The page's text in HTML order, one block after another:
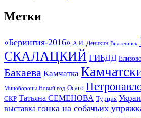
Метки
«Берингия-2016» А.И. Деникин Вилючинск
СКАЛАЦКИЙ ГИБДД Елизово
Бакаева Камчатка
Минобороны Новый год Осаго
СКР Татьяна СЕМЕНОВА Турция
выставка гонка на собачьих